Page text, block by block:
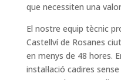
que necessiten una
El nostre equip tècnic
Castellví de Rosanes
en menys de 48 hores.
instal·lació cadires